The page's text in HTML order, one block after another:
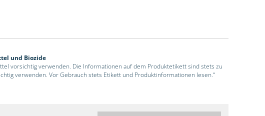
und Biozide
vorsichtig verwenden. Die Informationen auf dem Produktetikett sind stets zu
verwenden. Vor Gebrauch stets Etikett und Produktinformationen lesen.“